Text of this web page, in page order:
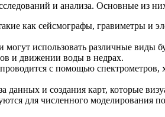
и анализа. Основные из
как сейсмографы, гравиметры и
использовать различные виды
и движении воды в недрах.
с помощью спектрометров,
и создания карт, которые
для численного моделирования